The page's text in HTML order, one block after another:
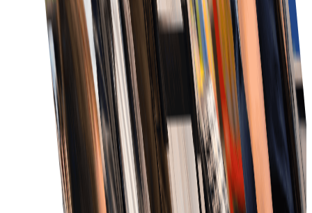
تیز تکمیل
مربوط سسٹمز سے عمل کو بہتر کر کے اور تاخیر کم کر کے
آرڈر تکمیل تیز کریں۔
بہتر کسٹمر سروس
بروقت اپڈیٹس اور آرڈر سٹیٹس و ڈیلیوری کی درست
معلومات سے بہترین کسٹمر سروس دیں۔